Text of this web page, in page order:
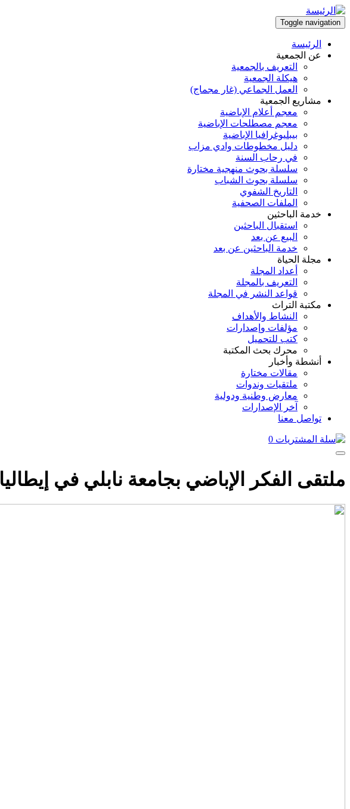
تجاوز
إلى
الرئيسي
Toggle navigation
Main
navigation
الرئيسة
عن الجمعية
التعريف بالجمعية
هيكلة الجمعية
العمل الجماعي (غار مجماج)
مشاريع الجمعية
معجم أعلام الإباضية
معجم مصطلحات الإباضية
بيبليوغرافيا الإباضية
دليل مخطوطات وادي مزاب
في رحاب السنة
سلسلة بحوث منهجية مختارة
سلسلة بحوث الشباب
التاريخ الشفوي
الملفات الصحفية
خدمة الباحثين
استقبال الباحثين
البيع عن بعد
خدمة الباحثين عن بعد
مجلة الحياة
أعداد المجلة
التعريف بالمجلة
قواعد النشر في المجلة
مكتبة التراث
النشاط والأهداف
مؤلفات وإصدارات
كتب للتحميل
محرك بحث المكتبة
أنشطة وأخبار
مقالات مختارة
ملتقيات وندوات
معارض وطنية ودولية
آخر الإصدارات
تواصل معنا
0
ملتقى الفكر الإباضي بجامعة نابلي في إيطاليا